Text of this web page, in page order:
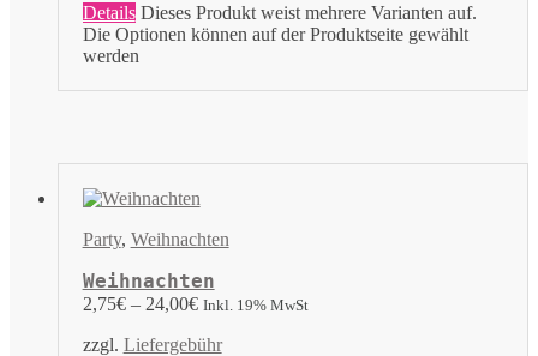
Details Dieses Produkt weist mehrere Varianten auf.
Die Optionen können auf der Produktseite gewählt
werden
Party, Weihnachten
Weihnachten
2,75€– 24,00€ Inkl. 19% MwSt
zzgl. Liefergebühr